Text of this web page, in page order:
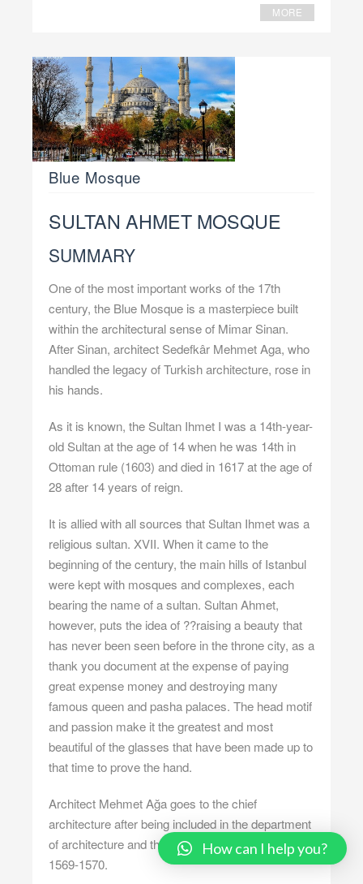
MORE
Blue Mosque
SULTAN AHMET MOSQUE
SUMMARY
One of the most important works of the 17th
century, the Blue Mosque is a masterpiece built
within the architectural sense of Mimar Sinan.
After Sinan, architect Sedefkâr Mehmet Aga, who
handled the legacy of Turkish architecture, rose in
his hands.
As it is known, the Sultan Ihmet I was a 14th-year-
old Sultan at the age of 14 when he was 14th in
Ottoman rule (1603) and died in 1617 at the age of
28 after 14 years of reign.
It is allied with all sources that Sultan Ihmet was a
religious sultan. XVII. When it came to the
beginning of the century, the main hills of Istanbul
were kept with mosques and complexes, each
bearing the name of a sultan. Sultan Ahmet,
however, puts the idea of ??raising a beauty that
has never been seen before in the throne city, as a
thank you document at the expense of paying
great expense money and destroying many
famous queen and pasha palaces. The head motif
and passion make it the greatest and most
beautiful of the glasses that have been made up to
that time to prove the hand.
Architect Mehmet Ağa goes to the chief
architecture after being included in the department
of architecture and the mother of the palace in
1569-1570.
How can I help you?